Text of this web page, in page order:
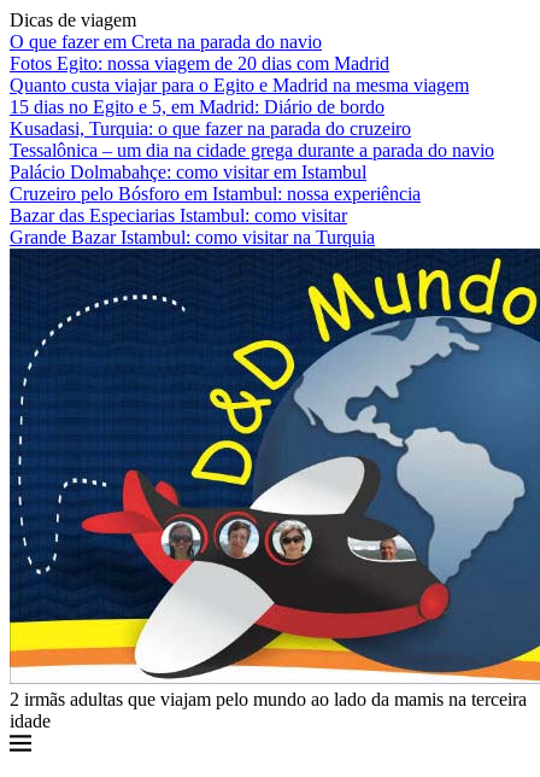
Dicas de viagem
O que fazer em Creta na parada do navio
Fotos Egito: nossa viagem de 20 dias com Madrid
Quanto custa viajar para o Egito e Madrid na mesma viagem
15 dias no Egito e 5, em Madrid: Diário de bordo
Kusadasi, Turquia: o que fazer na parada do cruzeiro
Tessalônica – um dia na cidade grega durante a parada do navio
Palácio Dolmabahçe: como visitar em Istambul
Cruzeiro pelo Bósforo em Istambul: nossa experiência
Bazar das Especiarias Istambul: como visitar
Grande Bazar Istambul: como visitar na Turquia
2 irmãs adultas que viajam pelo mundo ao lado da mamis na terceira
idade